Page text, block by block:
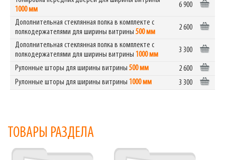
1000 мм
6 900
Дополнительная стеклянная полка в комплекте с
полкодержателями для ширины витрины 500 мм
2 600
Дополнительная стеклянная полка в комплекте с
полкодержателями для ширины витрины 1000 мм
3 300
Рулонные шторы для ширины витрины 500 мм
2 600
Рулонные шторы для ширины витрины 1000 мм 3 300
ТОВАРЫ РАЗДЕЛА